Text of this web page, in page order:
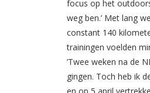
focus op het
weg ben.’ Met lang
constant 140
trainingen voelden
’Twee weken na de
gingen. Toch heb ik